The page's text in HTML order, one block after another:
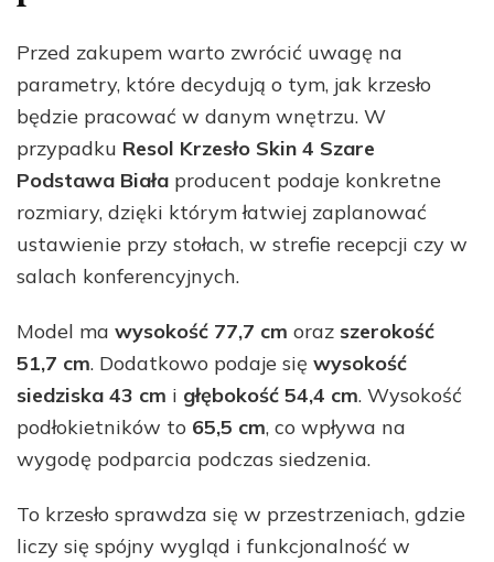
Przed zakupem warto zwrócić uwagę na
parametry, które decydują o tym, jak krzesło
będzie pracować w danym wnętrzu. W
przypadku Resol Krzesło Skin 4 Szare
Podstawa Biała producent podaje konkretne
rozmiary, dzięki którym łatwiej zaplanować
ustawienie przy stołach, w strefie recepcji czy w
salach konferencyjnych.
Model ma wysokość 77,7 cm oraz szerokość
51,7 cm. Dodatkowo podaje się wysokość
siedziska 43 cm i głębokość 54,4 cm. Wysokość
podłokietników to 65,5 cm, co wpływa na
wygodę podparcia podczas siedzenia.
To krzesło sprawdza się w przestrzeniach, gdzie
liczy się spójny wygląd i funkcjonalność w